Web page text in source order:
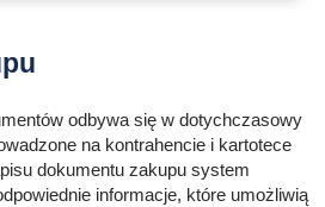
odbywa się w dotychczasowy
na kontrahencie i kartotece
dokumentu zakupu system
informacje, które umożliwią